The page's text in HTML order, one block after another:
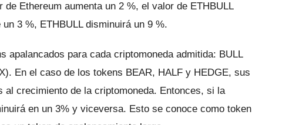
de Ethereum aumenta un 2 %, el valor de ETHBULL
3 %, ETHBULL disminuirá un 9 %.
apalancados para cada criptomoneda admitida: BULL
En el caso de los tokens BEAR, HALF y HEDGE, sus
al crecimiento de la criptomoneda. Entonces, si la
en un 3% y viceversa. Esto se conoce como token